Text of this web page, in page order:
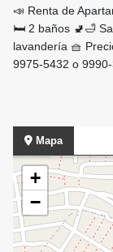
📣 Renta de
🛏️ 2 baños 🚽🛁
lavandería 🧺
9975-5432 o
Mapa
+
−